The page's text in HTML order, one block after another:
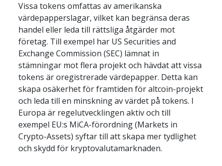
Vissa tokens omfattas av amerikanska
värdepapperslagar, vilket kan begränsa deras
handel eller leda till rättsliga åtgärder mot
företag. Till exempel har US Securities and
Exchange Commission (SEC) lämnat in
stämningar mot flera projekt och hävdat att vissa
tokens är oregistrerade värdepapper. Detta kan
skapa osäkerhet för framtiden för altcoin-projekt
och leda till en minskning av värdet på tokens. I
Europa är regelutvecklingen aktiv och till
exempel EU:s MiCA-förordning (Markets in
Crypto-Assets) syftar till att skapa mer tydlighet
och skydd för kryptovalutamarknaden.